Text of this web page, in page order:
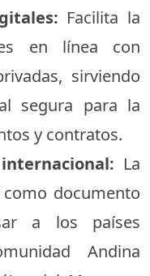
Facilita la
en línea con
sirviendo
segura para la
y contratos.
La
documento
a los países
Andina